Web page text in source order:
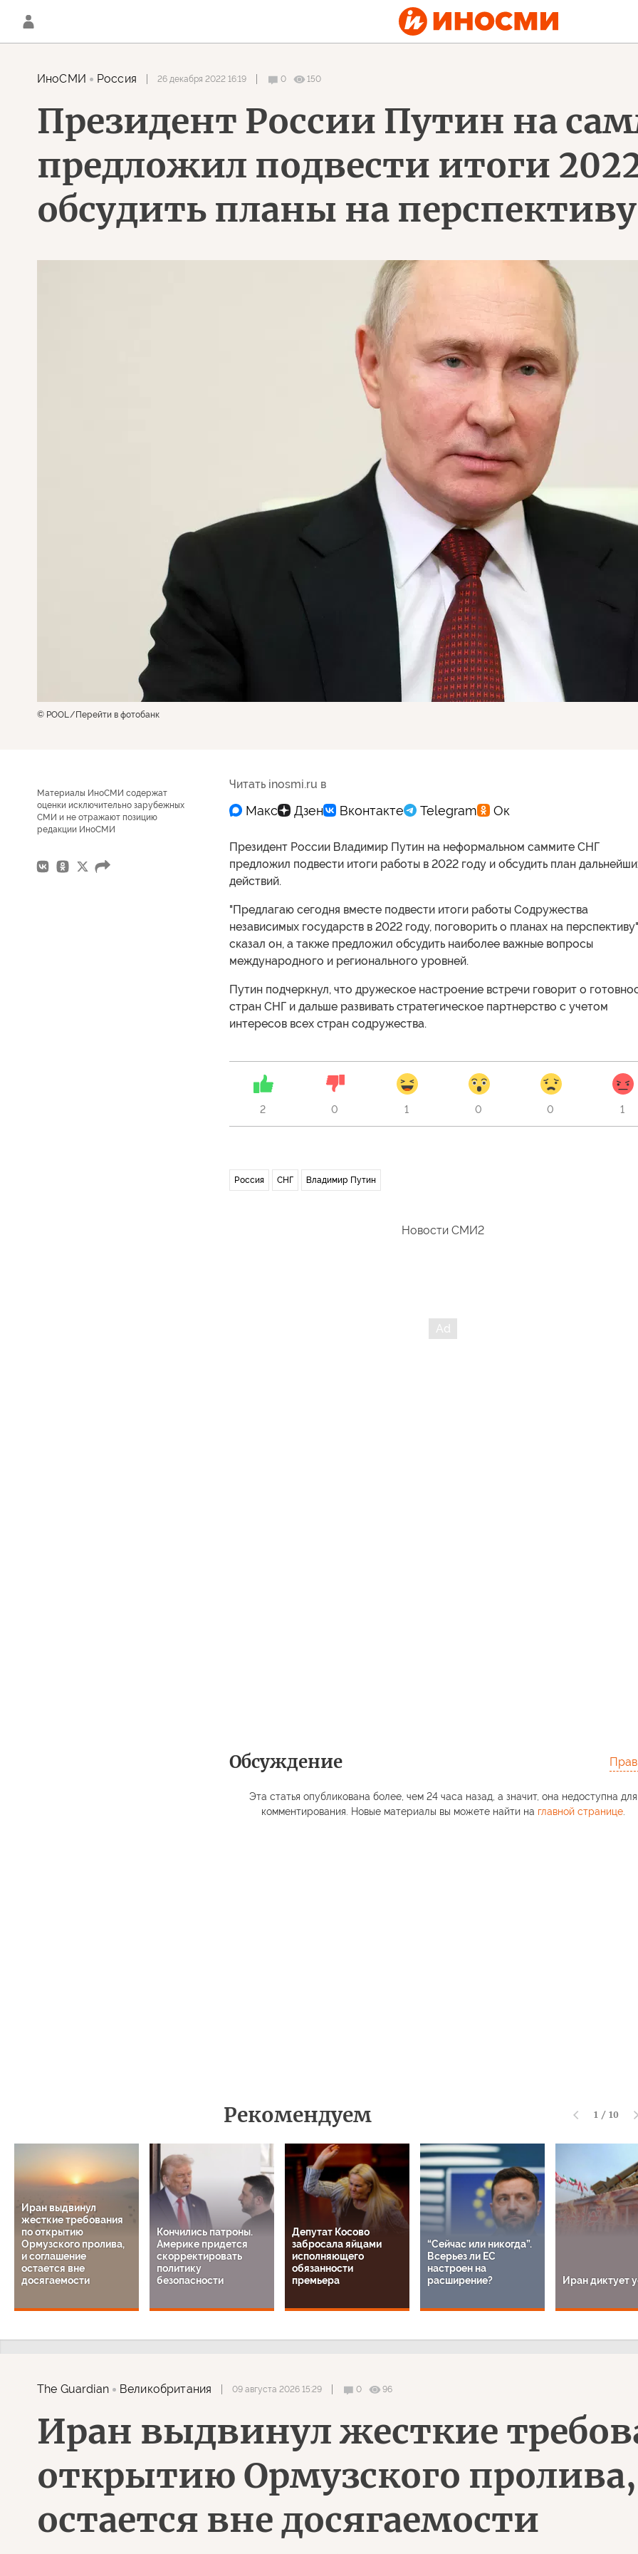
ИноСМИ Россия 26 декабря 2022 16:19 0 150
Президент России Путин на
предложил подвести итоги
обсудить планы на перспективу
© POOL Перейти в фотобанк
Материалы ИноСМИ содержат
оценки исключительно зарубежных
СМИ и не отражают позицию
редакции ИноСМИ
Читать inosmi.ru в
Президент России Владимир Путин на неформальном саммите СНГ
предложил подвести итоги работы в 2022 году и обсудить план
действий.
"Предлагаю сегодня вместе подвести итоги работы Содружества
независимых государств в 2022 году, поговорить о планах на
сказал он, а также предложил обсудить наиболее важные вопросы
международного и регионального уровней.
Путин подчеркнул, что дружеское настроение встречи говорит о
стран СНГ и дальше развивать стратегическое партнерство с учетом
интересов всех стран содружества.
2 0 1 0 0 1
Россия СНГ Владимир Путин
Новости СМИ2
Обсуждение
Эта статья опубликована более, чем 24 часа назад, а значит, она недоступна для
комментирования. Новые материалы вы можете найти на главной странице.
Рекомендуем 1 / 10
Иран выдвинул
жесткие требования
по открытию
Ормузского пролива,
и соглашение
остается вне
досягаемости
Кончились патроны.
Америке придется
скорректировать
политику
безопасности
Депутат Косово
забросала яйцами
исполняющего
обязанности
премьера
“Сейчас или никогда”.
Всерьез ли ЕС
настроен на
расширение?
Иран диктует
The Guardian Великобритания 09 августа 2026 15:29 0 96
Иран выдвинул жесткие
открытию Ормузского
остается вне досягаемости